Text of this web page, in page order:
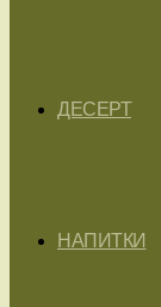
ДЕСЕРТ
НАПИТКИ